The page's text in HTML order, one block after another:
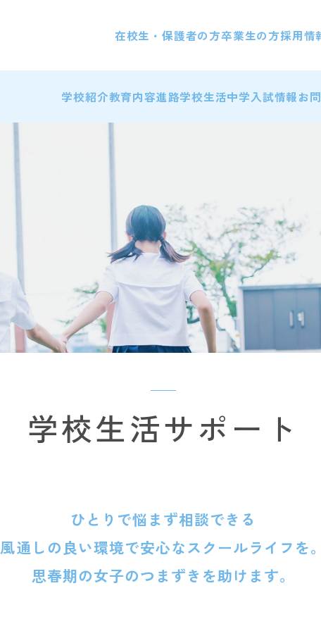
在校生・保護者の方卒業生の方採用情
学校紹介教育内容進路学校生活中学入試情報お
学校生活サポート
ひとりで悩まず相談できる
風通しの良い環境で安心なスクールライフを
思春期の女子のつまずきを助けます。